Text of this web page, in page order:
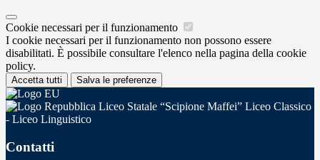
Cookie necessari per il funzionamento
I cookie necessari per il funzionamento non possono essere
disabilitati. È possibile consultare l'elenco nella pagina della cookie
policy.
Accetta tutti Salva le preferenze
Liceo Statale “Scipione Maffei” Liceo Classico
- Liceo Linguistico
Contatti